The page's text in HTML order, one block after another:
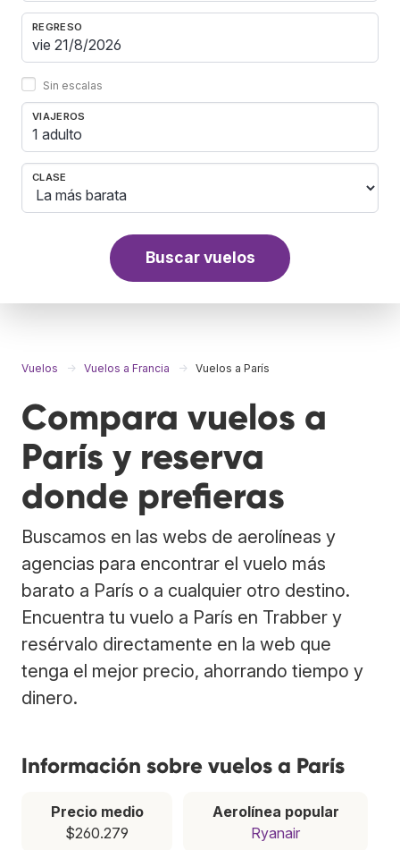
REGRESO
Sin escalas
VIAJEROS
1 adulto
CLASE
Buscar vuelos
Vuelos Vuelos a Francia Vuelos a París
Compara vuelos a
París y reserva
donde prefieras
Buscamos en las webs de aerolíneas y
agencias para encontrar el vuelo más
barato a París o a cualquier otro destino.
Encuentra tu vuelo a París en Trabber y
resérvalo directamente en la web que
tenga el mejor precio, ahorrando tiempo y
dinero.
Información sobre vuelos a París
Precio medio
$260.279
Aerolínea popular
Ryanair